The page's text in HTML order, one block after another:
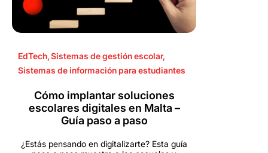
EdTech,Sistemas de gestión escolar,
Sistemas de información para estudiantes
Cómo implantar soluciones
escolares digitales en Malta –
Guía paso a paso
¿Estás pensando en digitalizarte? Esta guía